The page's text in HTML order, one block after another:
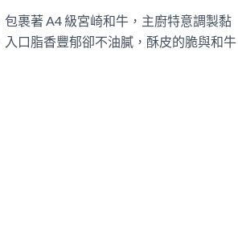
裹著 A4 級宮崎和牛，主廚特意調製黏
口脂香豐郁卻不油膩，酥皮的脆與和牛